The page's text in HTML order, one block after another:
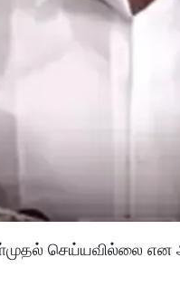
செய்யவில்லை என